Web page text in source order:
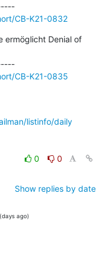
---------------------------------------------
CB-K21-0832
ermöglicht Denial of
---------------------------------------------
CB-K21-0835
listinfo/daily
0 0
Show replies by date
ago)